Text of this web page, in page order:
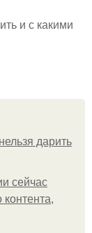
и с какими
дарить
сейчас